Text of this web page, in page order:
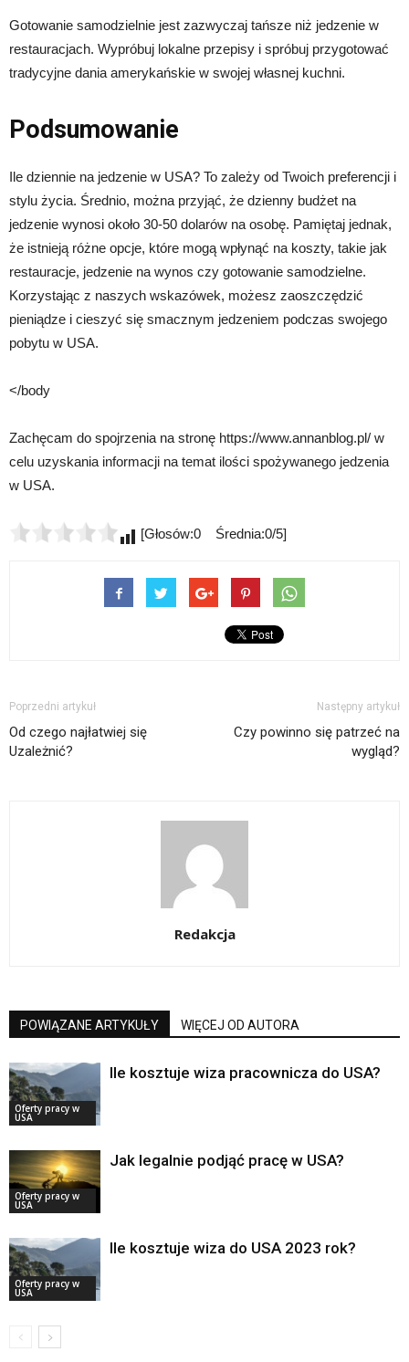
Gotowanie samodzielnie jest zazwyczaj tańsze niż jedzenie w
restauracjach. Wypróbuj lokalne przepisy i spróbuj przygotować
tradycyjne dania amerykańskie w swojej własnej kuchni.
Podsumowanie
Ile dziennie na jedzenie w USA? To zależy od Twoich preferencji i
stylu życia. Średnio, można przyjąć, że dzienny budżet na
jedzenie wynosi około 30-50 dolarów na osobę. Pamiętaj jednak,
że istnieją różne opcje, które mogą wpłynąć na koszty, takie jak
restauracje, jedzenie na wynos czy gotowanie samodzielne.
Korzystając z naszych wskazówek, możesz zaoszczędzić
pieniądze i cieszyć się smacznym jedzeniem podczas swojego
pobytu w USA.
</body
Zachęcam do spojrzenia na stronę https://www.annanblog.pl/ w
celu uzyskania informacji na temat ilości spożywanego jedzenia
w USA.
[Głosów:0 Średnia:0/5]
Poprzedni artykuł
Od czego najłatwiej się
Uzależnić?
Następny artykuł
Czy powinno się patrzeć na
wygląd?
Redakcja
POWIĄZANE ARTYKUŁY WIĘCEJ OD AUTORA
Oferty pracy w
USA
Ile kosztuje wiza pracownicza do USA?
Oferty pracy w
USA
Jak legalnie podjąć pracę w USA?
Oferty pracy w
USA
Ile kosztuje wiza do USA 2023 rok?